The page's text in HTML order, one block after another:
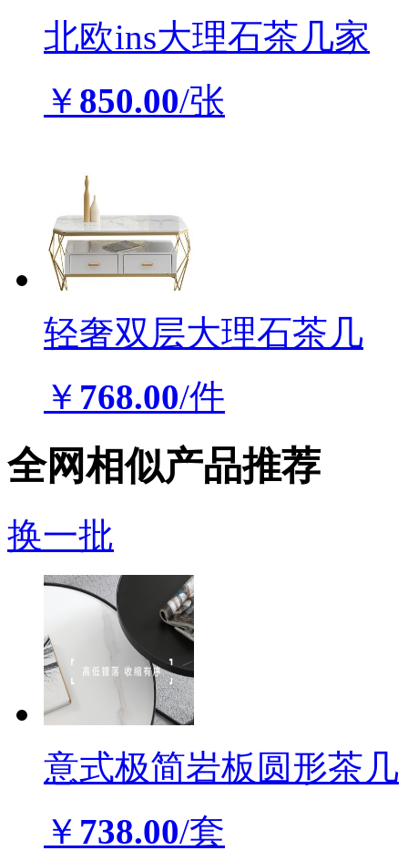
北欧ins大理石茶几家
￥ 850.00/张
轻奢双层大理石茶几
￥ 768.00/件
全网相似产品推荐
换一批
意式极简岩板圆形茶几
￥ 738.00/套